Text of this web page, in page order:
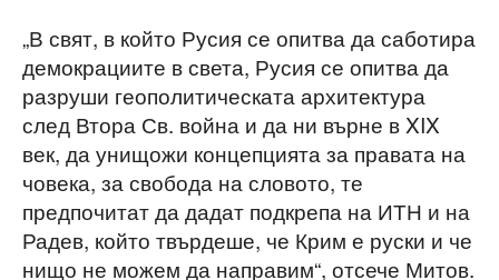
„В свят, в който Русия се опитва да саботира
демокрациите в света, Русия се опитва да
разруши геополитическата архитектура
след Втора Св. война и да ни върне в XIX
век, да унищожи концепцията за правата на
човека, за свобода на словото, те
предпочитат да дадат подкрепа на ИТН и на
Радев, който твърдеше, че Крим е руски и че
нищо не можем да направим“, отсече Митов.